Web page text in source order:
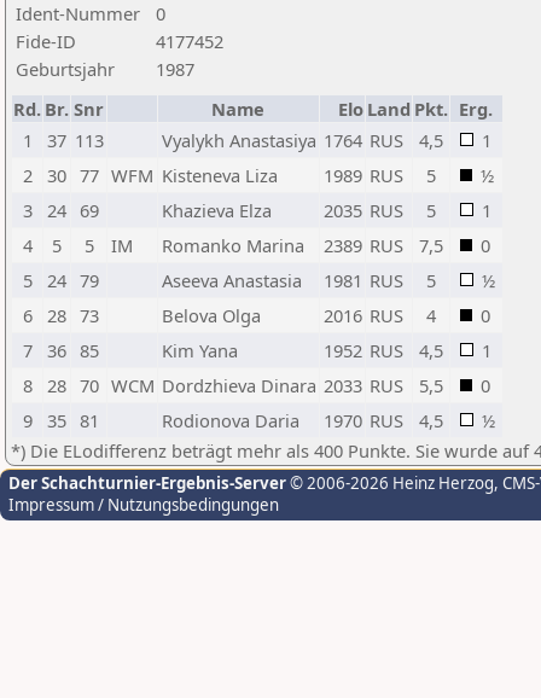
Ident-Nummer
0
Fide-ID
4177452
Geburtsjahr
1987
Rd. Br. Snr Name Elo Land Pkt. Erg.
1
37 113 Vyalykh Anastasiya 1764 RUS 4,5
1
2
30 77 WFM Kisteneva Liza 1989 RUS 5
½
3
24 69 Khazieva Elza 2035 RUS 5
1
4
5 5 IM Romanko Marina 2389 RUS 7,5
0
5
24 79 Aseeva Anastasia 1981 RUS 5
½
6
28 73 Belova Olga 2016 RUS 4
0
7
36 85 Kim Yana 1952 RUS 4,5
1
8
28 70 WCM Dordzhieva Dinara 2033 RUS 5,5
0
9
35 81 Rodionova Daria 1970 RUS 4,5
½
*) Die ELodifferenz beträgt mehr als 400 Punkte. Sie wurde auf
Der Schachturnier-Ergebnis-Server© 2006-2026 Heinz Herzog,
Impressum / Nutzungsbedingungen